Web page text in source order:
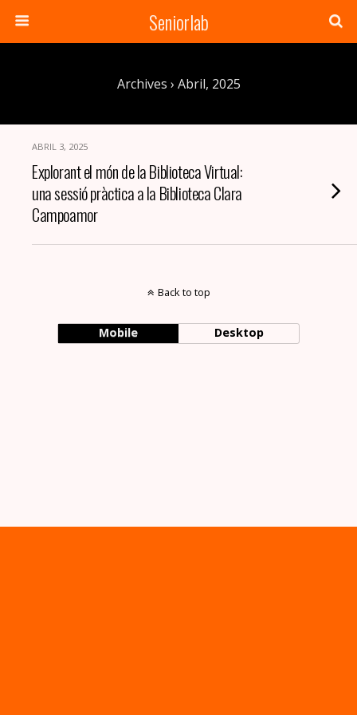
Seniorlab
Archives › Abril, 2025
ABRIL 3, 2025
Explorant el món de la Biblioteca Virtual:
una sessió pràctica a la Biblioteca Clara
Campoamor
Back to top
Mobile Desktop